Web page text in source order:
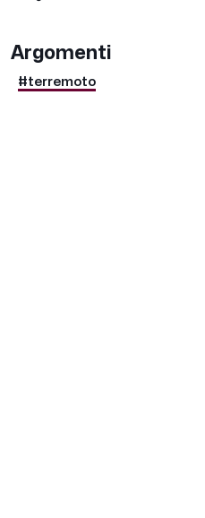
Argomenti
#terremoto